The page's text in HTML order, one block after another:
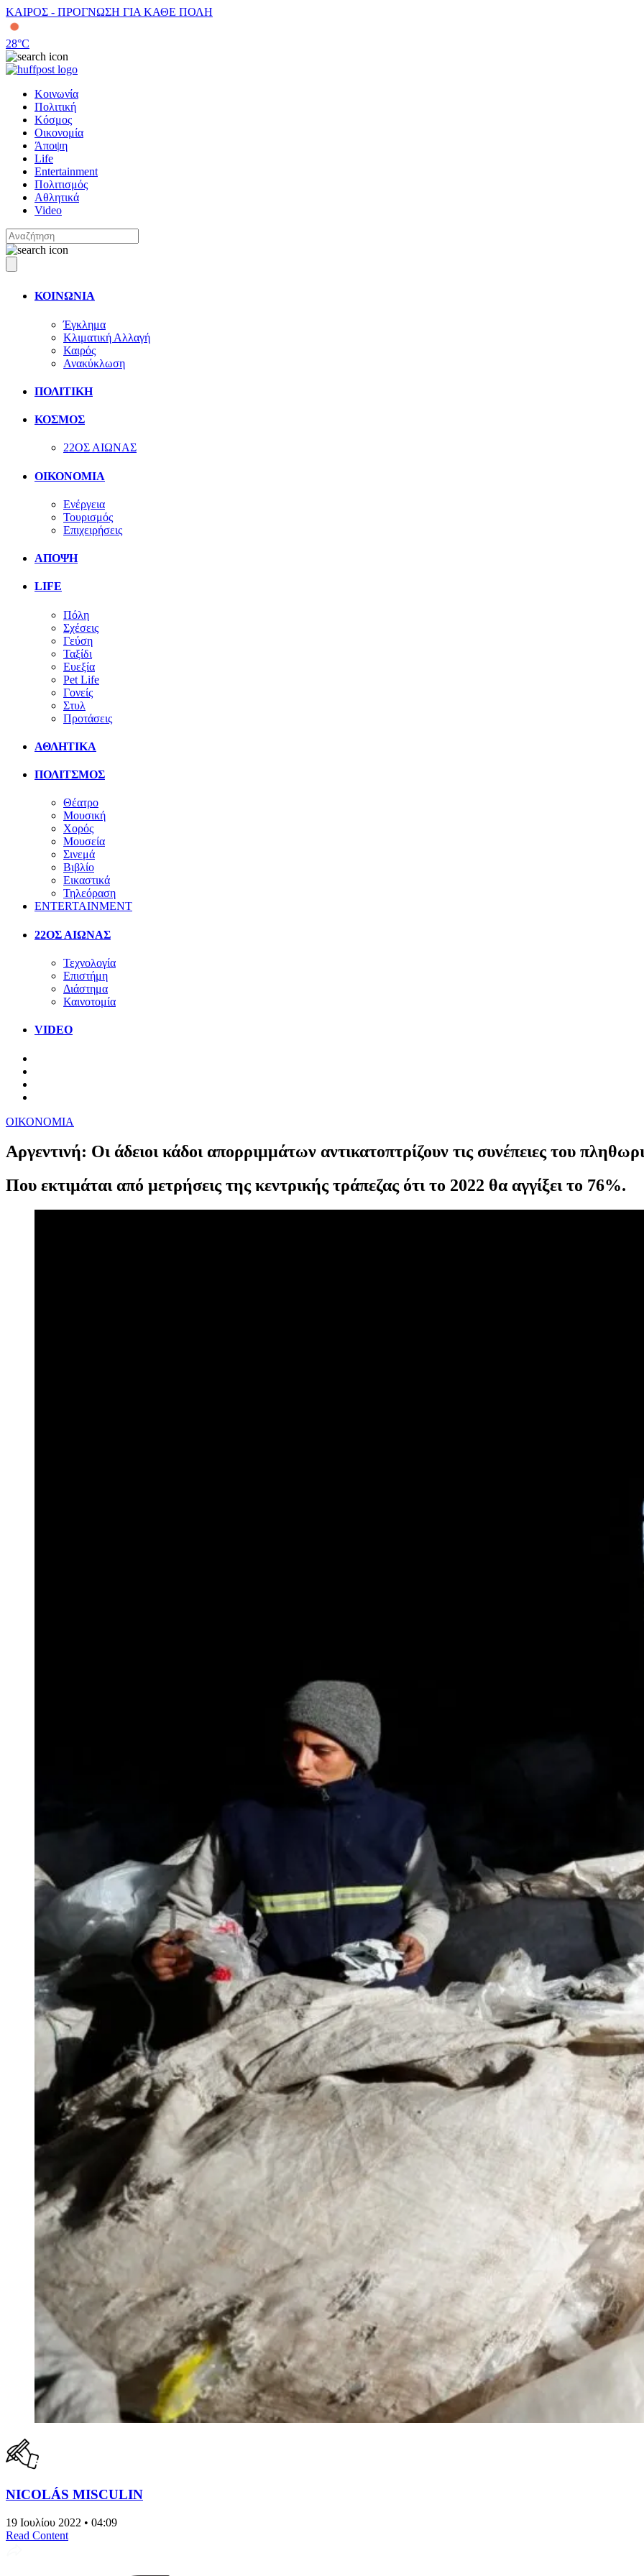
ΚΑΙΡΟΣ - ΠΡΟΓΝΩΣΗ ΓΙΑ ΚΑΘΕ ΠΟΛΗ
28°C
Κοινωνία
Πολιτική
Κόσμος
Οικονομία
Άποψη
Life
Entertainment
Πολιτισμός
Αθλητικά
Video
ΚΟΙΝΩΝΙΑ
Έγκλημα
Κλιματική Αλλαγή
Καιρός
Ανακύκλωση
ΠΟΛΙΤΙΚΗ
ΚΟΣΜΟΣ
22ΟΣ ΑΙΩΝΑΣ
ΟΙΚΟΝΟΜΙΑ
Ενέργεια
Τουρισμός
Επιχειρήσεις
ΑΠΟΨΗ
LIFE
Πόλη
Σχέσεις
Γεύση
Ταξίδι
Ευεξία
Pet Life
Γονείς
Στυλ
Προτάσεις
ΑΘΛΗΤΙΚΑ
ΠΟΛΙΤΣΜΟΣ
Θέατρο
Μουσική
Χορός
Μουσεία
Σινεμά
Βιβλίο
Εικαστικά
Τηλεόραση
ENTERTAINMENT
22ΟΣ ΑΙΩΝΑΣ
Τεχνολογία
Επιστήμη
Διάστημα
Καινοτομία
VIDEO
ΟΙΚΟΝΟΜΙΑ
Αργεντινή: Οι άδειοι κάδοι απορριμμάτων αντικατοπτρίζουν τις συνέπειες του
Που εκτιμάται από μετρήσεις της κεντρικής τράπεζας ότι το 2022 θα αγγίξει το 76%.
NICOLÁS MISCULIN
19 Ιουλίου 2022 • 04:09
Read Content